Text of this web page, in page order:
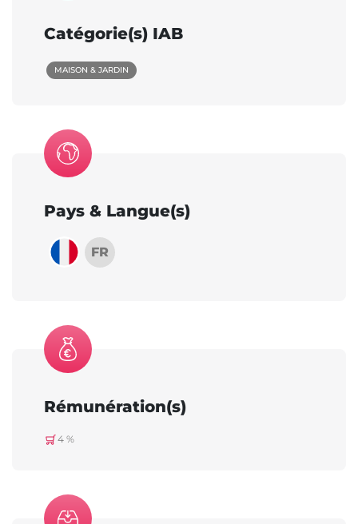
Catégorie(s) IAB
MAISON & JARDIN
Pays & Langue(s)
FR
Rémunération(s)
4 %